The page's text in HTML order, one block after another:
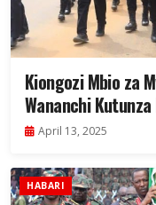
Kiongozi Mbio za
Wananchi
April 13, 2025
HABARI